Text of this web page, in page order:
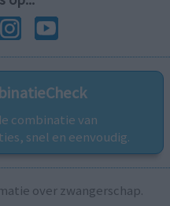
combinatie van
snel en eenvoudig.
over zwangerschap.